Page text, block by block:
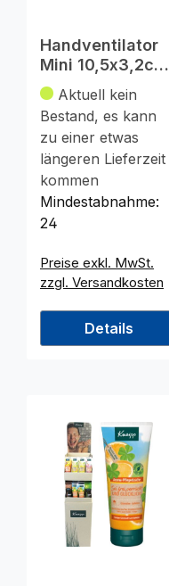
Handventilator
Mini 10,5x3,2cm
im Display, sort.
Aktuell kein
Bestand, es kann
zu einer etwas
längeren Lieferzeit
kommen
Mindestabnahme:
24
Preise exkl. MwSt.
zzgl. Versandkosten
Details